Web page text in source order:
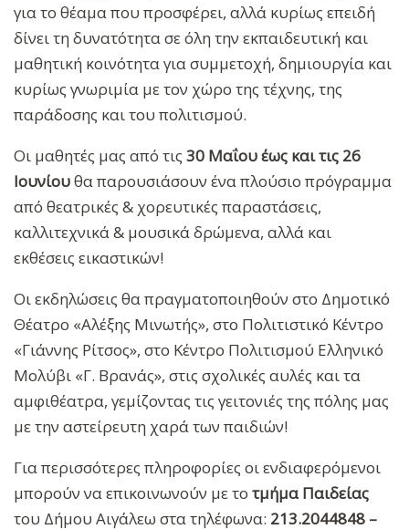
για το θέαμα που προσφέρει, αλλά κυρίως επειδή
δίνει τη δυνατότητα σε όλη την εκπαιδευτική και
μαθητική κοινότητα για συμμετοχή, δημιουργία και
κυρίως γνωριμία με τον χώρο της τέχνης, της
παράδοσης και του πολιτισμού.
Οι μαθητές μας από τις 30 Μαΐου έως και τις 26
Ιουνίουθα παρουσιάσουν ένα πλούσιο πρόγραμμα
από θεατρικές & χορευτικές παραστάσεις,
καλλιτεχνικά & μουσικά δρώμενα, αλλά και
εκθέσεις εικαστικών!
Οι εκδηλώσεις θα πραγματοποιηθούν στο Δημοτικό
Θέατρο «Αλέξης Μινωτής», στο Πολιτιστικό Κέντρο
«Γιάννης Ρίτσος», στο Κέντρο Πολιτισμού Ελληνικό
Μολύβι «Γ. Βρανάς», στις σχολικές αυλές και τα
αμφιθέατρα, γεμίζοντας τις γειτονιές της πόλης μας
με την αστείρευτη χαρά των παιδιών!
Για περισσότερες πληροφορίες οι ενδιαφερόμενοι
μπορούν να επικοινωνούν με το τμήμα Παιδείας
του Δήμου Αιγάλεω στα τηλέφωνα: 213.2044848 –